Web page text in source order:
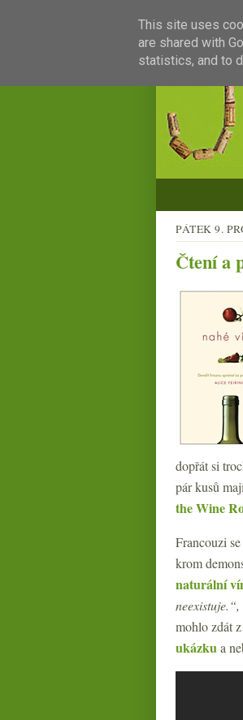
PÁTEK 9.
Čtení a
dopřát si
pár kusů
the Wine
Francouzi
krom
naturální
neexistuje.“,
mohlo zdát
ukázkua
This site uses
are shared with
statistics, and to